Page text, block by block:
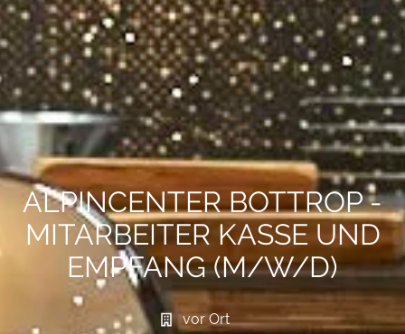
ALPINCENTER BOTTROP -
MITARBEITER KASSE UND
EMPFANG (M/W/D)
vor Ort